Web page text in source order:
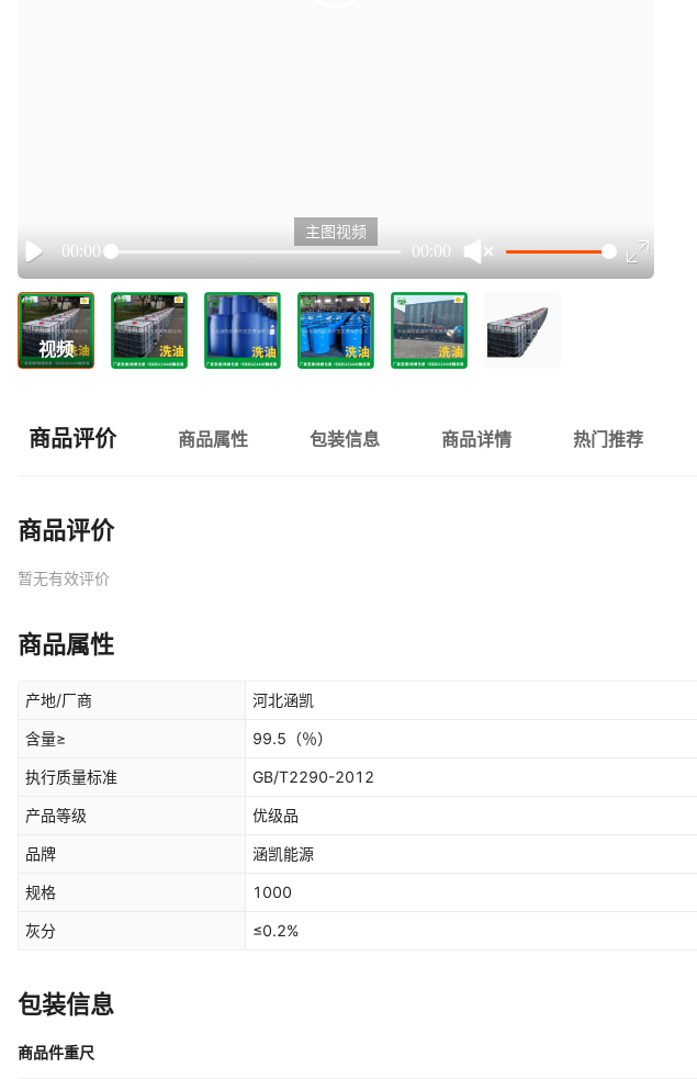
Play
00:00 00:00
主图视频
视频
商品评价 商品属性 包装信息 商品详情 热门推荐
商品评价
暂无有效评价
商品属性
产地/厂商 河北涵凯
含量≥ 99.5 （％）
执行质量标准 GB/T2290-2012
产品等级 优级品
品牌 涵凯能源
规格 1000
灰分 ≤0.2%
包装信息
商品件重尺